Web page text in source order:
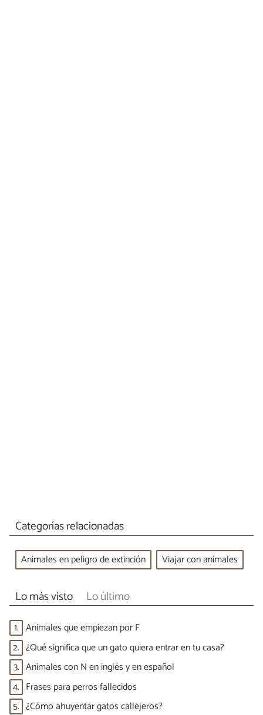
Categorías relacionadas
Animales en peligro de extinción Viajar con animales
Lo más visto Lo último
1. Animales que empiezan por F
2. ¿Qué significa que un gato quiera entrar en tu casa?
3. Animales con N en inglés y en español
4. Frases para perros fallecidos
5. ¿Cómo ahuyentar gatos callejeros?